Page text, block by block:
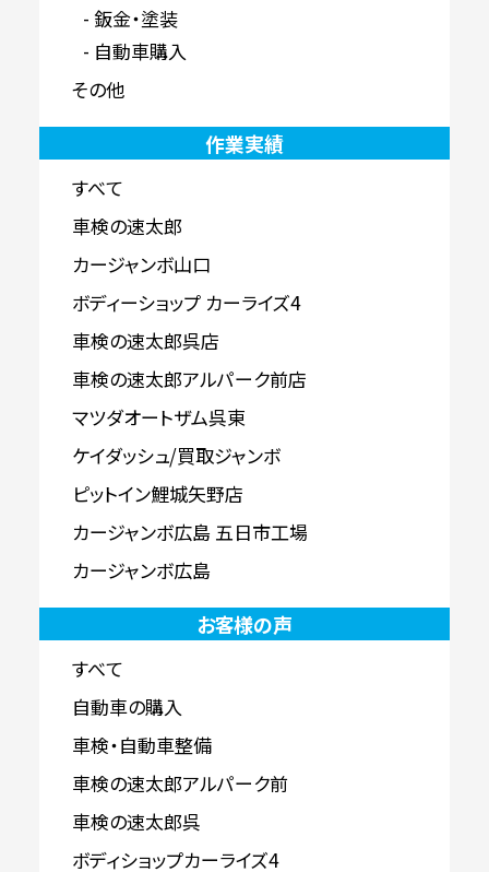
鈑金・塗装
自動車購入
その他
作業実績
すべて
車検の速太郎
カージャンボ山口
ボディーショップ カーライズ4
車検の速太郎呉店
車検の速太郎アルパーク前店
マツダオートザム呉東
ケイダッシュ/買取ジャンボ
ピットイン鯉城矢野店
カージャンボ広島 五日市工場
カージャンボ広島
お客様の声
すべて
自動車の購入
車検・自動車整備
車検の速太郎アルパーク前
車検の速太郎呉
ボディショップカーライズ4